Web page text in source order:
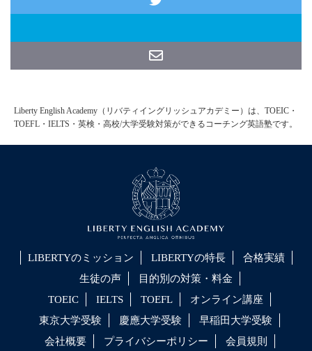
Liberty English Academy（リバティイングリッシュアカデミー）は、TOEIC・
TOEFL・IELTS・英検・高校/大学受験対策ができるコーチング英語塾です。
LIBERTYのミッション LIBERTYの特長
合格実績
生徒の声
目的別の対策・料金
TOEIC
IELTS TOEFL
オンライン講座
東京大学受験
慶應大学受験
早稲田大学受験
会社概要
プライバシーポリシー 会員規則